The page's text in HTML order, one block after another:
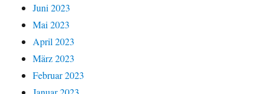
Juni 2023
Mai 2023
April 2023
März 2023
Februar 2023